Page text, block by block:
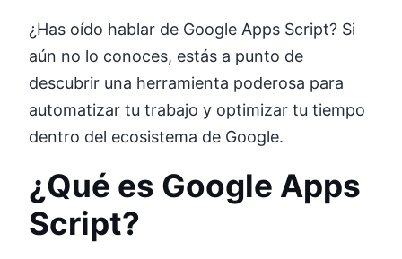
¿Has oído hablar de Google Apps Script? Si
aún no lo conoces, estás a punto de
descubrir una herramienta poderosa para
automatizar tu trabajo y optimizar tu tiempo
dentro del ecosistema de Google.
¿Qué es Google Apps
Script?